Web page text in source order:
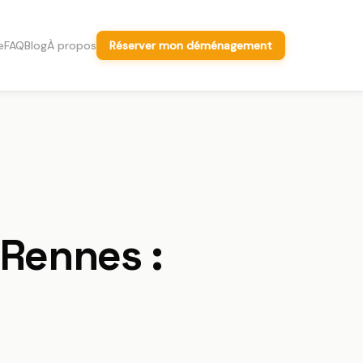
FAQBlogÀ propos Réserver mon déménagement
“ Service très efficace
Service très efficace. J'ai trouvé en 3 jours
: